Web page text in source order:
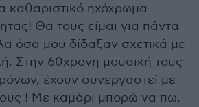
καθαριστικό ηχόχρωμα
Θα τους είμαι για πάντα
όσα μου δίδαξαν σχετικά με
Στην 60χρονη μουσική τους
έχουν συνεργαστεί με
! Με καμάρι μπορώ να πω,